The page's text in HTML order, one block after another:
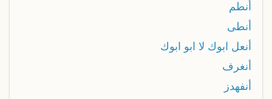
أنطم
أنطى
أنعل ابوك لا ابو ابوك
أنغرف
أنفهدز